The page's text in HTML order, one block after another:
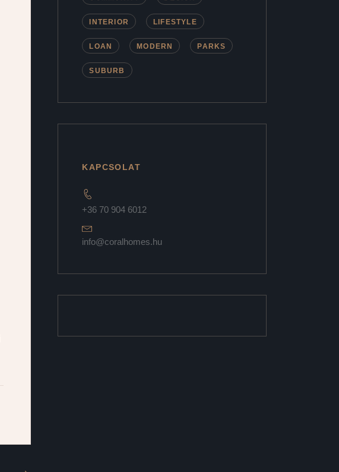
INTERIOR LIFESTYLE
LOAN MODERN PARKS
SUBURB
KAPCSOLAT
+36 70 904 6012
info@coralhomes.hu